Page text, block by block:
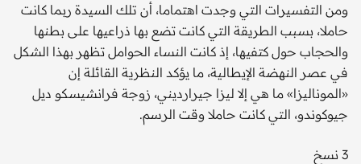
ومن التفسيرات التي وجدت اهتماما، أن تلك السيدة ربما كانت
حاملا، بسبب الطريقة التي كانت تضع بها ذراعيها على بطنها
والحجاب حول كتفيها، إذ كانت النساء الحوامل تظهر بهذا الشكل
في عصر النهضة الإيطالية، ما يؤكد النظرية القائلة إن
«الموناليزا» ما هي إلا ليزا جيرارديني، زوجة فرانشيسكو ديل
جيوكوندو، التي كانت حاملا وقت الرسم.
3 نسخ